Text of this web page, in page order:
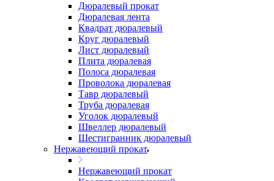
Дюралевый прокат
Дюралевая лента
Квадрат дюралевый
Круг дюралевый
Лист дюралевый
Плита дюралевая
Полоса дюралевая
Проволока дюралевая
Тавр дюралевый
Труба дюралевая
Уголок дюралевый
Швеллер дюралевый
Шестигранник дюралевый
Нержавеющий прокат
Нержавеющий прокат